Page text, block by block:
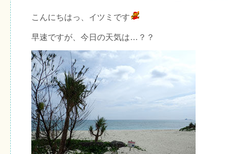
こんにちはっ、イツミです
早速ですが、今日の天気は…？？